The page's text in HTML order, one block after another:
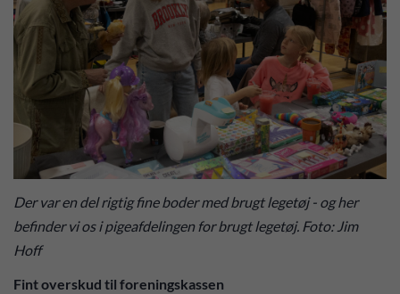
Der var en del rigtig fine boder med brugt legetøj - og her
befinder vi os i pigeafdelingen for brugt legetøj. Foto: Jim
Hoff
Fint overskud til foreningskassen